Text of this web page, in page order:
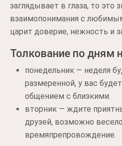
заглядывает в глаза, то это
взаимопонимания с
царит доверие, нежность и
Толкование по дням
понедельник — неделя
размеренной, у вас
общением с близкими.
вторник — ждите
друзей, возможно
времяпрепровождение.